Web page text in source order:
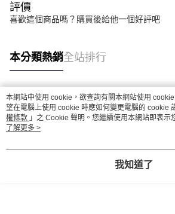
評價
喜歡這個商品嗎？購買後給他一個好評吧
本分類熱銷全站排行
熱門標籤
本網站中使用 cookie，欲查詢有關本網站使用
望在電腦上使用 cookie 時應如何變更電腦的 cookie
權條款 」之 Cookie 聲明。您繼續使用本網站即表示
用條款之 Cookie 聲明使用 cookie。
了解更多 >
我知道了